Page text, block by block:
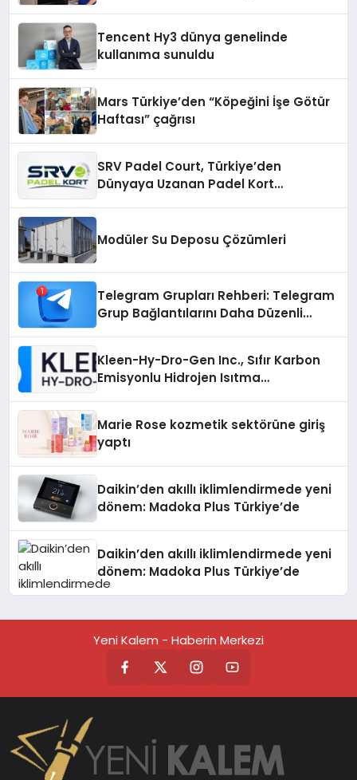
Tencent Hy3 dünya genelinde
kullanıma sunuldu
Mars Türkiye’den “Köpeğini İşe Götür
Haftası” çağrısı
SRV Padel Court, Türkiye’den
Dünyaya Uzanan Padel Kort
Modüler Su Deposu Çözümleri
Telegram Grupları Rehberi: Telegram
Grup Bağlantılarını Daha Düzenli
Kleen-Hy-Dro-Gen Inc., Sıfır Karbon
Emisyonlu Hidrojen Isıtma
Marie Rose kozmetik sektörüne giriş
yaptı
Daikin’den akıllı iklimlendirmede yeni
dönem: Madoka Plus Türkiye’de
Daikin’den akıllı iklimlendirmede yeni
dönem: Madoka Plus Türkiye’de
Yeni Kalem - Haberin Merkezi